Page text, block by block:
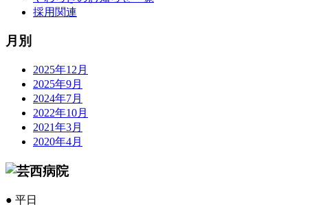
採用関連
月別
2025年12月
2025年9月
2024年7月
2022年10月
2021年3月
2020年4月
● 平日